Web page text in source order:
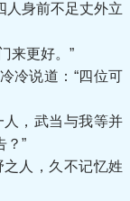
身前不足丈外立
来更好。”
冷说道：“四位可
，武当与我等并
？”
人，久不记忆姓